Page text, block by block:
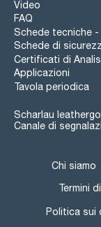
Video
FAQ
Schede tecniche -
Schede di
Certificati di
Applicazioni
Tavola periodica
Scharlau
Canale di
Chi siamo
Termini
Politica sui